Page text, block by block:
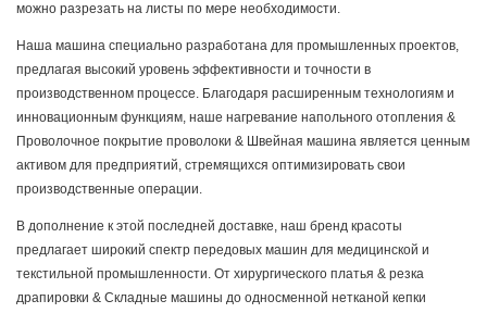
можно разрезать на листы по мере необходимости.
Наша машина специально разработана для промышленных проектов,
предлагая высокий уровень эффективности и точности в
производственном процессе. Благодаря расширенным технологиям и
инновационным функциям, наше нагревание напольного отопления &
Проволочное покрытие проволоки & Швейная машина является ценным
активом для предприятий, стремящихся оптимизировать свои
производственные операции.
В дополнение к этой последней доставке, наш бренд красоты
предлагает широкий спектр передовых машин для медицинской и
текстильной промышленности. От хирургического платья & резка
драпировки & Складные машины до односменной нетканой кепки